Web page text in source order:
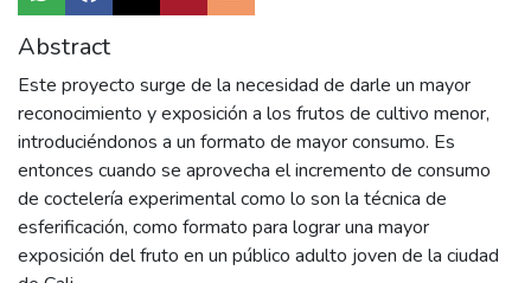
Abstract
Este proyecto surge de la necesidad de darle un mayor
reconocimiento y exposición a los frutos de cultivo menor,
introduciéndonos a un formato de mayor consumo. Es
entonces cuando se aprovecha el incremento de consumo
de coctelería experimental como lo son la técnica de
esferificación, como formato para lograr una mayor
exposición del fruto en un público adulto joven de la ciudad